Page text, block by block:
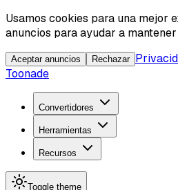
Usamos cookies para una mejor
anuncios para ayudar a
Aceptar anuncios Rechazar
Toonade
Convertidores
Herramientas
Recursos
Toggle theme